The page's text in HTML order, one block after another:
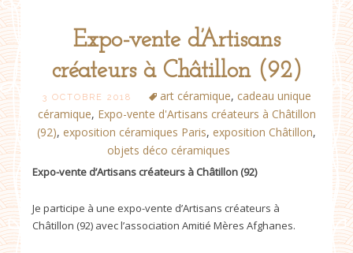
Expo-vente d’Artisans
créateurs à Châtillon (92)
3 OCTOBRE 2018 art céramique, cadeau unique
céramique, Expo-vente d'Artisans créateurs à Châtillon
(92), exposition céramiques Paris, exposition Châtillon,
objets déco céramiques
Expo-vente d’Artisans créateurs à Châtillon (92)
Je participe à une expo-vente d’Artisans créateurs à
Châtillon (92) avec l’association Amitié Mères Afghanes.
Post
navigation